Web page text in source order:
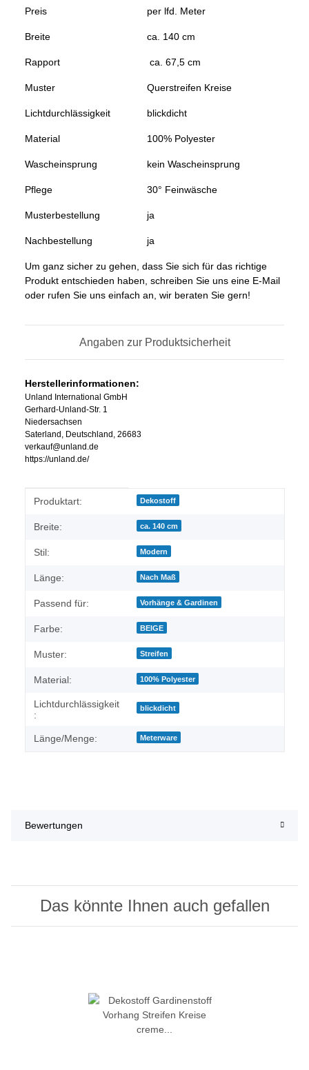
Preis per lfd. Meter
Breite ca. 140 cm
Rapport ca. 67,5 cm
Muster Querstreifen Kreise
Lichtdurchlässigkeit blickdicht
Material 100% Polyester
Wascheinsprung kein Wascheinsprung
Pflege 30° Feinwäsche
Musterbestellung ja
Nachbestellung ja
Um ganz sicher zu gehen, dass Sie sich für das richtige
Produkt entschieden haben, schreiben Sie uns eine E-Mail
oder rufen Sie uns einfach an, wir beraten Sie gern!
Angaben zur Produktsicherheit
Herstellerinformationen:
Unland International GmbH
Gerhard-Unland-Str. 1
Niedersachsen
Saterland, Deutschland, 26683
verkauf@unland.de
https://unland.de/
Produkteigenschaft
Wert
Produktart: Dekostoff
Breite: ca. 140 cm
Stil: Modern
Länge: Nach Maß
Passend für: Vorhänge & Gardinen
Farbe: BEIGE
Muster: Streifen
Material: 100% Polyester
Lichtdurchlässigkeit
:
blickdicht
Länge/Menge: Meterware
Bewertungen
Das könnte Ihnen auch gefallen